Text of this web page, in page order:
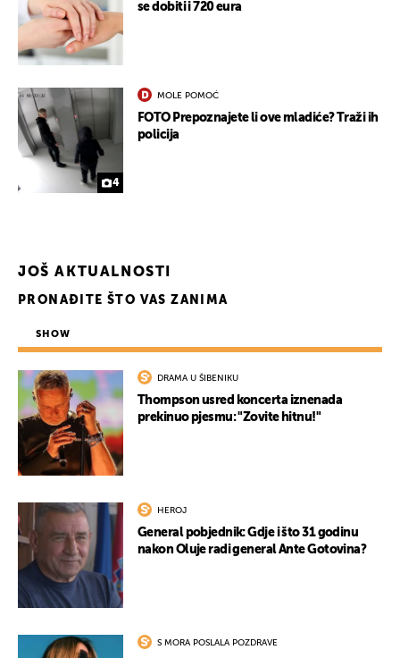
se dobiti i 720 eura
4
MOLE POMOĆ
FOTO Prepoznajete li ove mladiće? Traži ih
policija
JOŠ AKTUALNOSTI
PRONAĐITE ŠTO VAS ZANIMA
SHOW
DRAMA U ŠIBENIKU
Thompson usred koncerta iznenada
prekinuo pjesmu: "Zovite hitnu!"
HEROJ
General pobjednik: Gdje i što 31 godinu
nakon Oluje radi general Ante Gotovina?
S MORA POSLALA POZDRAVE